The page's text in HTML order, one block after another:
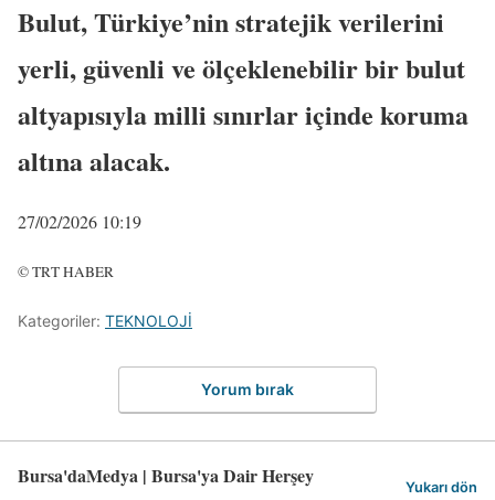
Bulut, Türkiye’nin stratejik verilerini
yerli, güvenli ve ölçeklenebilir bir bulut
altyapısıyla milli sınırlar içinde koruma
altına alacak.
27/02/2026 10:19
© TRT HABER
Kategoriler: TEKNOLOJİ
Yorum bırak
Bursa'daMedya | Bursa'ya Dair Herşey Yukarı dön